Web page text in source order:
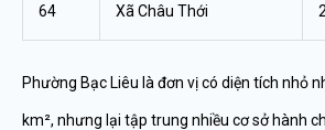
64 Xã Châu Thới
Phường Bạc Liêu là đơn vị có diện tích nhỏ
km², nhưng lại tập trung nhiều cơ sở hành